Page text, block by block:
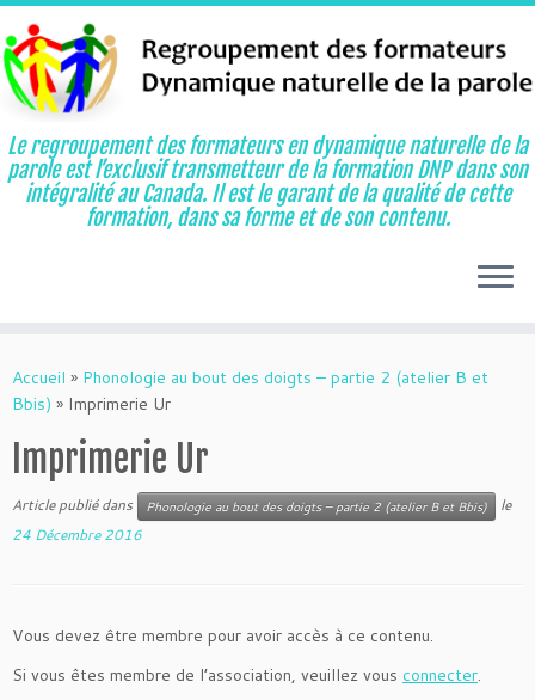
au
contenu
Le regroupement des formateurs en dynamique naturelle de la
parole est l’exclusif transmetteur de la formation DNP dans son
intégralité au Canada. Il est le garant de la qualité de cette
formation, dans sa forme et de son contenu.
Accueil » Phonologie au bout des doigts – partie 2 (atelier B et
Bbis) » Imprimerie Ur
Imprimerie Ur
Article publié dans Phonologie au bout des doigts – partie 2 (atelier B et Bbis)
le
24 Décembre 2016
Vous devez être membre pour avoir accès à ce contenu.
Si vous êtes membre de l’association, veuillez vous connecter.